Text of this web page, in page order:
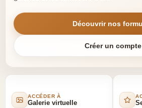
Découvrir nos
Créer un compte
ACCÉDER À
Galerie virtuelle